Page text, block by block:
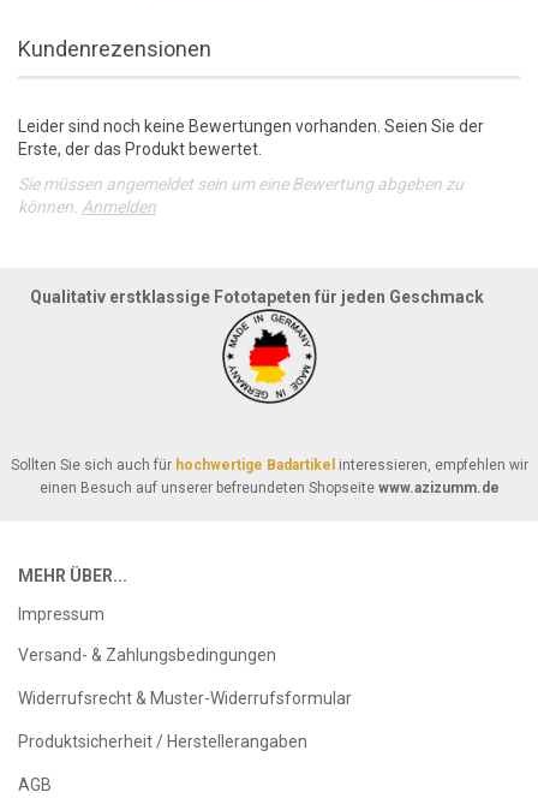
Kundenrezensionen
Leider sind noch keine Bewertungen vorhanden. Seien Sie der
Erste, der das Produkt bewertet.
Sie müssen angemeldet sein um eine Bewertung abgeben zu
können. Anmelden
Qualitativ erstklassige Fototapeten für jeden Geschmack
Sollten Sie sich auch für hochwertige Badartikel interessieren, empfehlen wir
einen Besuch auf unserer befreundeten Shopseite www.azizumm.de
MEHR ÜBER...
Impressum
Versand- & Zahlungsbedingungen
Widerrufsrecht & Muster-Widerrufsformular
Produktsicherheit / Herstellerangaben
AGB